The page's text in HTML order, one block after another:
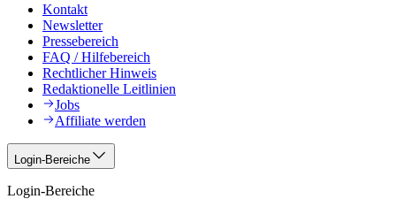
Kontakt
Newsletter
Pressebereich
FAQ / Hilfebereich
Rechtlicher Hinweis
Redaktionelle Leitlinien
Jobs
Affiliate werden
Login-Bereiche
Login-Bereiche